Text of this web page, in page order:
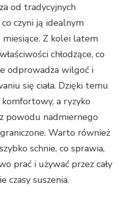
od tradycyjnych
czyni ją idealnym
Z kolei latem
chłodzące, co
odprowadza wilgoć i
się ciała. Dzięki temu
a ryzyko
powodu nadmiernego
Warto również
schnie, co sprawia,
prać i używać przez cały
czasy suszenia.